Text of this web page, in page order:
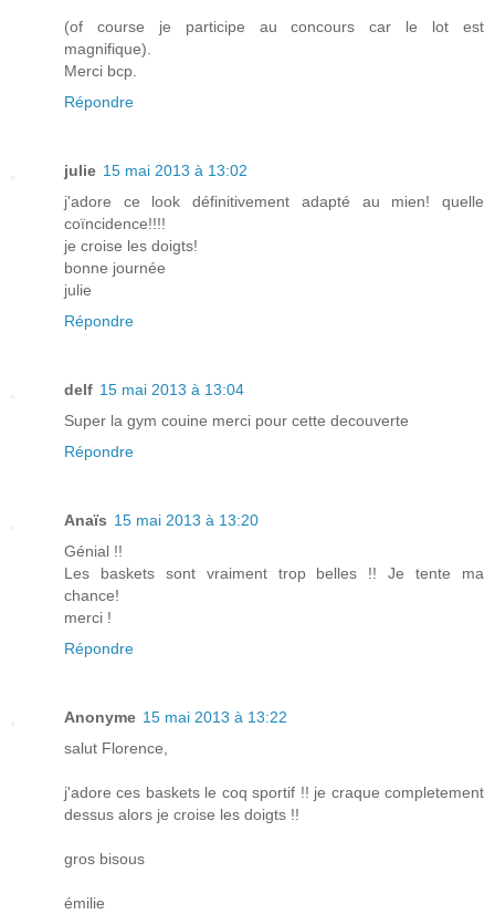
(of course je participe au concours car le lot est
magnifique).
Merci bcp.
Répondre
julie 15 mai 2013 à 13:02
j'adore ce look définitivement adapté au mien! quelle
coïncidence!!!!
je croise les doigts!
bonne journée
julie
Répondre
delf 15 mai 2013 à 13:04
Super la gym couine merci pour cette decouverte
Répondre
Anaïs 15 mai 2013 à 13:20
Génial !!
Les baskets sont vraiment trop belles !! Je tente ma
chance!
merci !
Répondre
Anonyme 15 mai 2013 à 13:22
salut Florence,
j'adore ces baskets le coq sportif !! je craque completement
dessus alors je croise les doigts !!
gros bisous
émilie